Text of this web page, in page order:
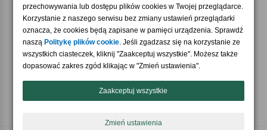
Nasi partnerzy
przechowywania lub dostępu plików cookies w Twojej przeglądarce.
Korzystanie z naszego serwisu bez zmiany ustawień przeglądarki
oznacza, że cookies będą zapisane w pamięci urządzenia. Sprawdź
naszą Politykę plików cookie. Jeśli zgadzasz się na korzystanie ze
wszystkich ciasteczek, kliknij "Zaakceptuj wszystkie". Możesz także
dopasować zakres zgód klikając w "Zmień ustawienia".
Zaakceptuj wszystkie
Zmień ustawienia